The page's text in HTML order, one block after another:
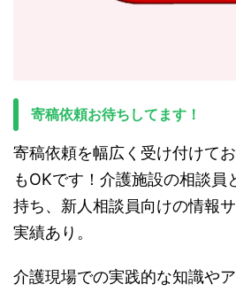
寄稿依頼お待ちしてます！
寄稿依頼を幅広く受け付けて
もOKです！介護施設の相談員
持ち、新人相談員向けの情報
実績あり。
介護現場での実践的な知識や